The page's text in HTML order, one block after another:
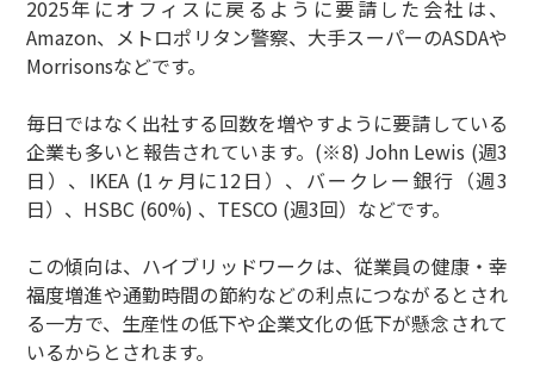
2025年にオフィスに戻るように要請した会社は、
Amazon、メトロポリタン警察、大手スーパーのASDAや
Morrisonsなどです。
毎日ではなく出社する回数を増やすように要請している
企業も多いと報告されています。(※8) John Lewis (週3
日）、IKEA (1ヶ月に12日）、バークレー銀行（週3
日）、HSBC (60%) 、TESCO (週3回）などです。
この傾向は、ハイブリッドワークは、従業員の健康・幸
福度増進や通勤時間の節約などの利点につながるとされ
る一方で、生産性の低下や企業文化の低下が懸念されて
いるからとされます。